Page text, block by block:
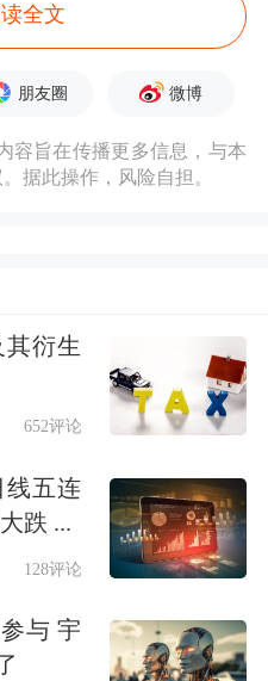
存量
为426.16万亿
债券净融资9087亿
业债券净融资超
企业债券净融资
5月5年期AAA级企
为1.97%，较4月
家指出，低利率背
有利条件，加大债
体融资成本。
双边本币互换协
全文
朋友圈 微博
容旨在传播更多信息，与本
据此操作，风险自担。
衍生
652评论
五连
跌 ...
128评论
与 宇